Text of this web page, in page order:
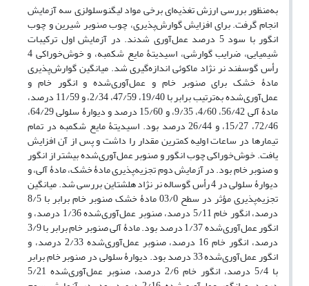
به‌منظور بررسی ارزش تغذیه‌ای برخی مواد لیگنوسلولزی سه آزمایش
انجام گرفت. برای افزایش گوارش‌پذیری، چوب صنوبر شیرین و چوب
انگور با سود 5 درصد عمل‌آوری شدند. در آزمایش اول ترکیبات
شیمیایی، ضرایب گوارشی، اسیدیتۀ مایع شکمبه، و خوش‌خوراکی 4
رأس گوسفند نر نژاد ماکوئی اندازه‌گیری شد. میانگین گوارش‌پذیری
مادۀ خشک برای صنوبر خام و عمل‌آوری‌شده و انگور خام و
عمل‌آوری‌شده به‌ترتیب برابر با 19/40، 47/59، 2/34، و 11/59 درصد،
مادۀ آلی 56/42، 4/60، 9/35، و 15/60 درصد و دیوارۀ سلولی 64/29،
72/46، 15/27، و 26/44 درصد بود. اسیدیتۀ مایع شکمبه در تمام
تیمارها در ساعات اولیه کمترین مقدار را داشت و پس از آن افزایش
یافت. خوش‌خوراکی چوب انگور و صنوبر عمل‌آوری‌شده بیشتر از انگور
و صنوبر خام بود. در آزمایش دوم تجزیه‌پذیری مادۀ خشک، مادۀ آلی، و
دیوارۀ سلولی در 4 رأس گوساله نر نژاد هلشتاین بررسی شد. میانگین
تجزیه‌پذیری مؤثر در سطح 03/0 مادۀ خشک صنوبر خام برابر با 8/5
درصد، انگور خام 5/11 درصد، صنوبر عمل‌آوری‌شده 1/36 درصد، و
انگور عمل‌آوری‌شده 1/37 درصد بود. مادۀ آلی صنوبر خام برابر با 3/9
درصد، انگور خام 16 درصد، صنوبر عمل‌آوری‌شده 2/33 درصد، و
انگور عمل‌آوری‌شده 33 درصد بود. دیوارۀ سلولی در صنوبر خام برابر
با 5/4 درصد، انگور خام 2/6 درصد، صنوبر عمل‌آوری‌شده 5/21